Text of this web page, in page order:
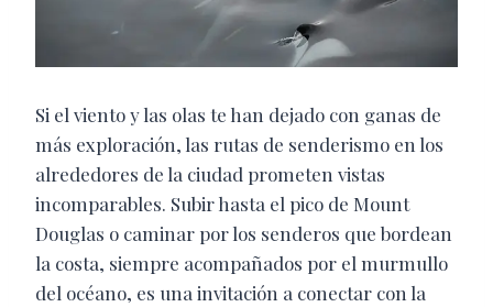
Si el viento y las olas te han dejado con ganas de
más exploración, las rutas de senderismo en los
alrededores de la ciudad prometen vistas
incomparables. Subir hasta el pico de Mount
Douglas o caminar por los senderos que bordean
la costa, siempre acompañados por el murmullo
del océano, es una invitación a conectar con la